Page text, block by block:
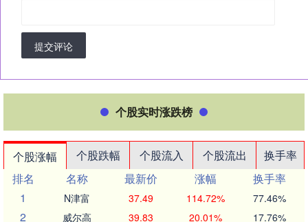
提交评论
个股实时涨跌榜
个股涨幅 个股跌幅 个股流入 个股流出
换手率
排名
名称 最新价 涨幅
换手率
1
N津富 37.49 114.72% 77.46%
2 威尔高 39.83 20.01% 17.76%